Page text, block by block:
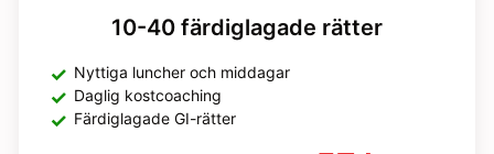
10-40 färdiglagade rätter
Nyttiga luncher och middagar
Daglig kostcoaching
Färdiglagade GI-rätter